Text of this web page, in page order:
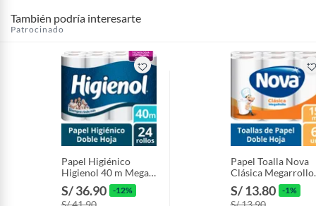
También podría interesarte
Patrocinado
Papel Higiénico
Higienol 40 m Mega
Doble Hoja Empaque
24 Und
S/ 36.90 -12%
Papel Toalla Nova
Clásica Megarrollo
Empaque 6 Und
S/ 13.80 -1%